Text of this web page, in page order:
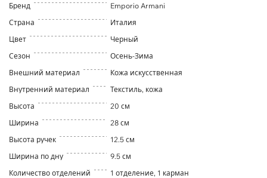
Бренд
Emporio Armani
Страна
Италия
Цвет
Черный
Сезон
Осень-Зима
Внешний материал
Кожа искусственная
Внутренний материал
Текстиль, кожа
Высота
20 см
Ширина
28 см
Высота ручек
12.5 см
Ширина по дну
9.5 см
Количество отделений
1 отделение, 1 карман